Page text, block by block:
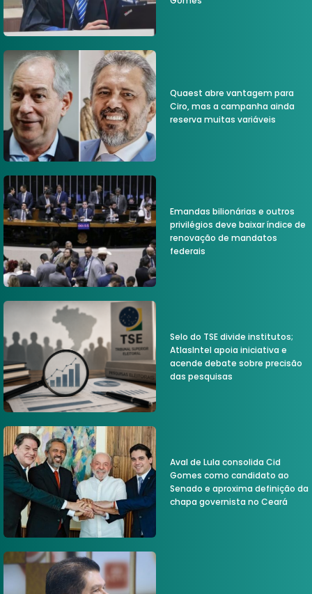
Quaest abre vantagem para
Ciro, mas a campanha ainda
reserva muitas variáveis
Emandas bilionárias e outros
privilégios deve baixar índice de
renovação de mandatos
federais
Selo do TSE divide institutos;
AtlasIntel apoia iniciativa e
acende debate sobre precisão
das pesquisas
Aval de Lula consolida Cid
Gomes como candidato ao
Senado e aproxima definição da
chapa governista no Ceará